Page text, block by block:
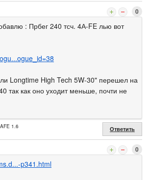
0
: Прбег 240 тсч. 4А-FE лью вот
Longtime High Tech 5W-30" перешел на
так как оно уходит меньше, почти не
1.6 Ответить
0
p341.html